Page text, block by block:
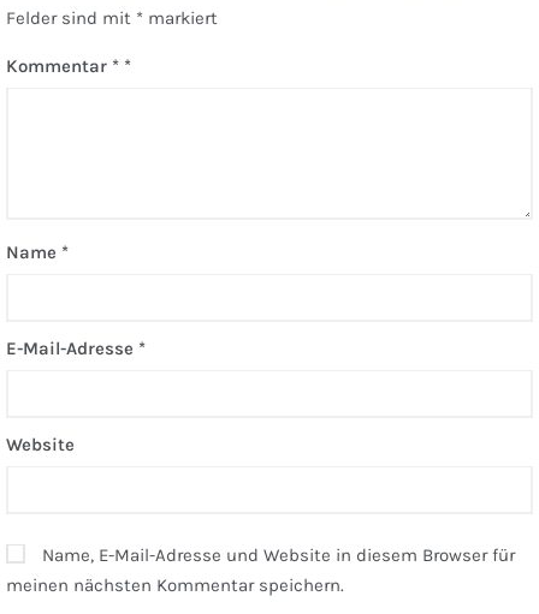
Felder sind mit * markiert
Kommentar *
Name *
E-Mail-Adresse *
Website
Name, E-Mail-Adresse und Website in diesem Browser für
meinen nächsten Kommentar speichern.